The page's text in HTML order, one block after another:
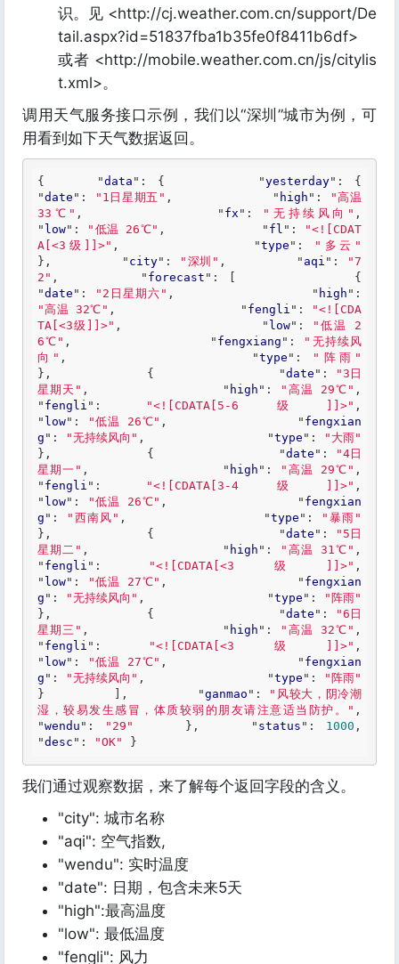
识。见 <http://cj.weather.com.cn/support/De
tail.aspx?id=51837fba1b35fe0f8411b6df>
或者 <http://mobile.weather.com.cn/js/citylis
t.xml>。
调用天气服务接口示例，我们以“深圳”城市为例，可
用看到如下天气数据返回。
{     "data ": {         "yesterday": {
"date ": "1日星期五" ,             " high ":
"高温
33℃" ,             " fx ": "无持续风向" ,
" low": "低温 26℃" ,             " fl ":
"<![CDAT
A[<3级]]>" ,             "type ":
"多云"
} ,         " city": "深圳" ,         " aqi ":
"7
2" ,         " forecast ":
[             {
"date ": "2日星期六" ,                 " high
"高温 32℃" ,                 " fengli ":
"<![CDA
TA[<3级]]>" ,                 " low":
"低温 2
6℃" ,                 " fengxiang ":
"无持续风
向" ,                 "type ":
"阵雨"
},             {                 "date ":
"3日
星期天" ,                 " high ": "高温 29℃" ,
" fengli ": "<![CDATA[5-6级]]>" ,
" low": "低温 26℃" ,                 " fengxian
g ": "无持续风向" ,                 "type ":
"大雨"
},             {                 "date ":
"4日
星期一" ,                 " high ": "高温 29℃" ,
" fengli ": "<![CDATA[3-4级]]>" ,
" low": "低温 26℃" ,                 " fengxian
g ": "西南风" ,                 "type ":
"暴雨"
},             {                 "date ":
"5日
星期二" ,                 " high ": "高温 31℃" ,
" fengli ": "<![CDATA[<3级]]>" ,
" low": "低温 27℃" ,                 " fengxian
g ": "无持续风向" ,                 "type ":
"阵雨"
},             {                 "date ":
"6日
星期三" ,                 " high ": "高温 32℃" ,
" fengli ": "<![CDATA[<3级]]>" ,
" low": "低温 27℃" ,                 " fengxian
g ": "无持续风向" ,                 "type ":
"阵雨"
}         ]
,         "ganmao ":
"风较大，阴冷潮
湿，较易发生感冒，体质较弱的朋友请注意适当防护。" ,
"wendu ": "29" } ,     " status ": 1000 ,
"desc ": "OK" }
我们通过观察数据，来了解每个返回字段的含义。
"city": 城市名称
"aqi": 空气指数,
"wendu": 实时温度
"date": 日期，包含未来5天
"high":最高温度
"low": 最低温度
"fengli": 风力